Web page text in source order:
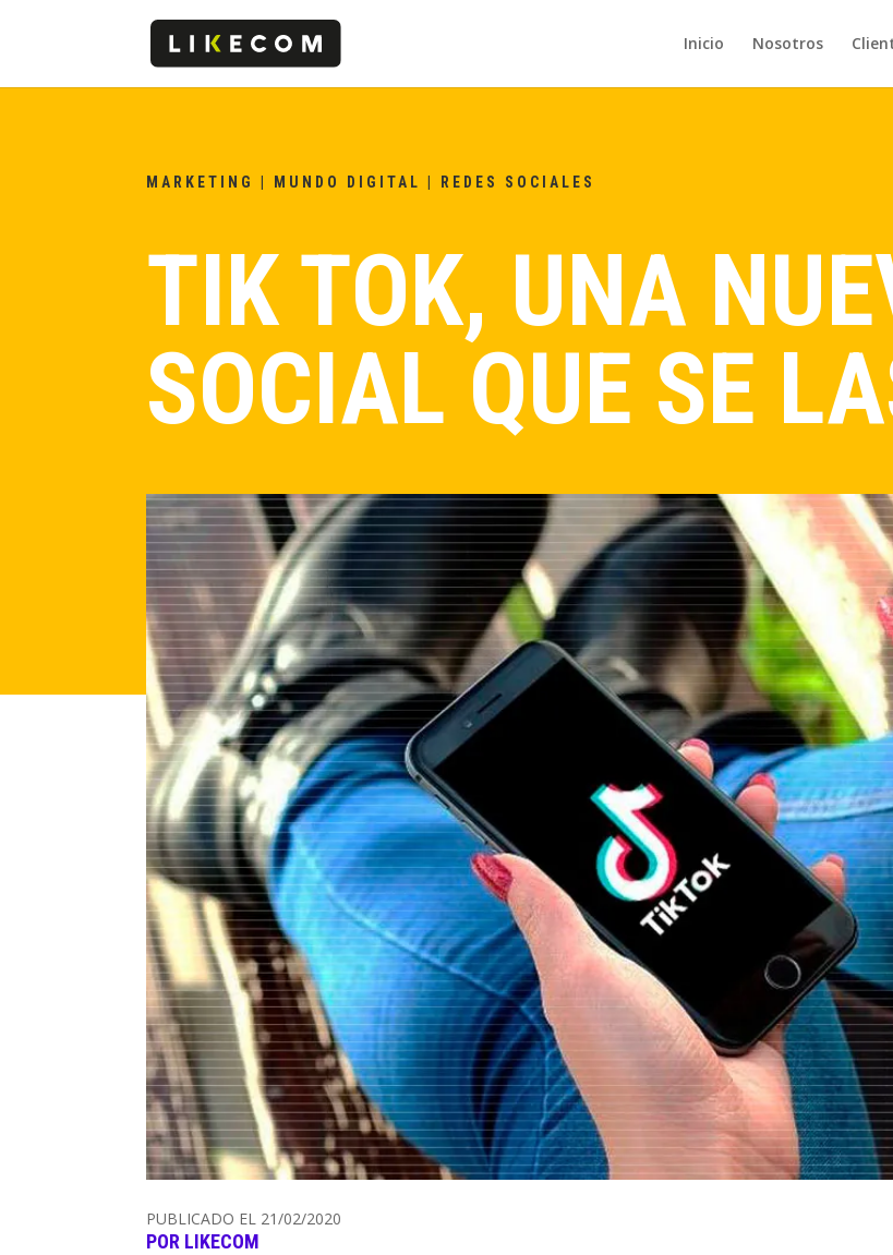
Inicio Nosotros
MARKETING MUNDO DIGITAL REDES SOCIALES
TIK TOK, UNA
SOCIAL QUE SE
PUBLICADO EL 21/02/2020
POR LIKECOM